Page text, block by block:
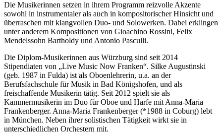
Die Musikerinnen setzen in ihrem Programm reizvolle Akzente
sowohl in instrumentaler als auch in kompositorischer Hinsicht und
überraschen mit klangvollen Duo- und Solowerken. Dabei erklingen
unter anderem Kompositionen von Gioachino Rossini, Felix
Mendelssohn Bartholdy und Antonio Pasculli.
Die Diplom-Musikerinnen aus Würzburg sind seit 2014
Stipendiaten von „Live Music Now Franken“. Silke Augustinski
(geb. 1987 in Fulda) ist als Oboenlehrerin, u.a. an der
Berufsfachschule für Musik in Bad Königshofen, und als
freischaffende Musikerin tätig. Seit 2012 spielt sie als
Kammermusikerin im Duo für Oboe und Harfe mit Anna-Maria
Frankenberger. Anna-Maria Frankenberger (*1988 in Coburg) lebt
in München. Neben ihrer solistischen Tätigkeit wirkt sie in
unterschiedlichen Orchestern mit.